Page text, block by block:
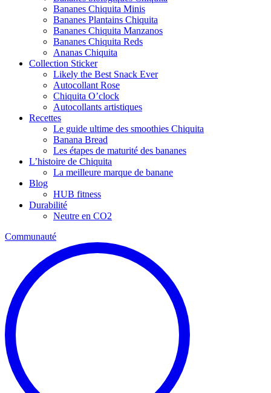
Bananes Chiquita Minis
Bananes Plantains Chiquita
Bananes Chiquita Manzanos
Bananes Chiquita Reds
Ananas Chiquita
Collection Sticker
Likely the Best Snack Ever
Autocollant Rose
Chiquita O’clock
Autocollants artistiques
Recettes
Le guide ultime des smoothies Chiquita
Banana Bread
Les étapes de maturité des bananes
L’histoire de Chiquita
La meilleure marque de banane
Blog
HUB fitness
Durabilité
Neutre en CO2
Communauté